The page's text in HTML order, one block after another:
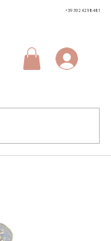
+39 3924298481